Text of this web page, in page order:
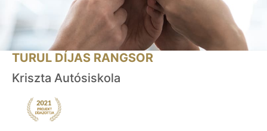
TURUL DÍJAS RANGSOR
Kriszta Autósiskola